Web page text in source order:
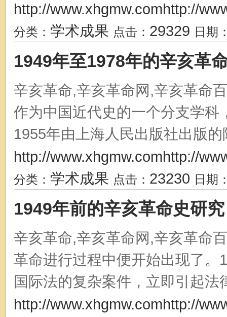
http://www.xhgmw.comhttp://
分类： 学术成果 点击： 29329 日期
1949年至1978年的辛亥革
辛亥革命,辛亥革命网,辛亥革命
作为中国近代史的一个分支学
1955年由上海人民出版社出版
http://www.xhgmw.comhttp://
分类： 学术成果 点击： 23230 日期
1949年前的辛亥革命史研究
辛亥革命,辛亥革命网,辛亥革命
革命进行过程中便开始出现了
国际法的复杂案件，立即引起法
http://www.xhgmw.comhttp://